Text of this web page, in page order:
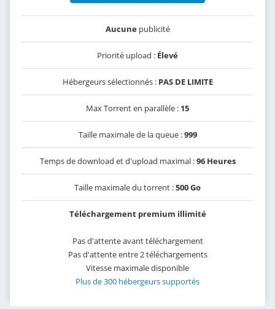
Aucunepublicité
Priorité upload : Élevé
Hébergeurs sélectionnés : PAS DE LIMITE
Max Torrent en parallèle : 15
Taille maximale de la queue :999
Temps de download et d'upload maximal :96 Heures
Taille maximale du torrent :500 Go
Téléchargement premium illimité
Pas d'attente avant téléchargement
Pas d'attente entre 2 téléchargements
Vitesse maximale disponible
Plus de 300 hébergeurs supportés